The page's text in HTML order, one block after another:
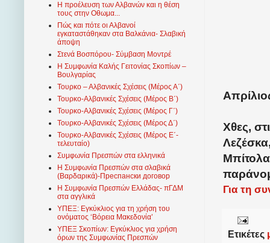
Χθες,
Για τη
Ετικέτες
Η προέλευση των Αλβανών και η θέση
τους στην Οθωμα...
Πώς και πότε οι Αλβανοί
εγκαταστάθηκαν στα Βαλκάνια- Σλαβική
άποψη
Στενά Βοσπόρου- Σύμβαση Μοντρέ
Η Συμφωνία Καλής Γειτονίας Σκοπίων –
Βουλγαρίας
Τουρκο – Αλβανικές Σχέσεις (Mέρος Α΄)
Τουρκο-Αλβανικές Σχέσεις (Μέρος Β΄)
Τουρκο-Αλβανικές Σχέσεις (Μέρος Γ΄)
Τουρκο-Αλβανικές Σχέσεις (Μέρος Δ΄)
Τουρκο-Αλβανικές Σχέσεις (Μέρος Ε΄-
τελευταίο)
Συμφωνία Πρεσπών στα ελληνικά
Η Συμφωνία Πρεσπών στα σλαβικά
(Βαρδαρικά)-Преспански договор
Η Συμφωνία Πρεσπών Ελλάδας- πΓΔΜ
στα αγγλικά
ΥΠΕΞ: Εγκύκλιος για τη χρήση του
ονόματος ‘Βόρεια Μακεδονία’
ΥΠΕΞ Σκοπίων: Εγκύκλιος για χρήση
όρων της Συμφωνίας Πρεσπών